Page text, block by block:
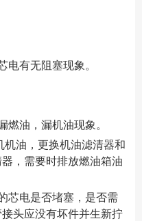
电有无阻塞现象。
燃油，漏机油现象。
油，更换机油滤清器和
，需要时排放燃油箱油
芯电是否堵塞，是否需
头应没有坏件并生新拧